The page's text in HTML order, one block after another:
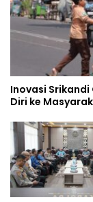
Inovasi
Diri ke